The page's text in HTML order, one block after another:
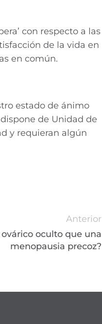
con respecto a las
de la vida en
en común.
estado de ánimo
de Unidad de
y requieran algún
Anterior
oculto que una
menopausia precoz?